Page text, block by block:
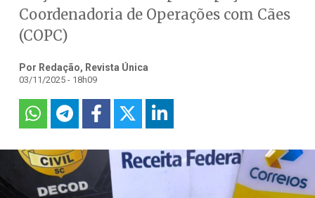
Coordenadoria de Operações com Cães
(COPC)
Por Redação, Revista Única
03/11/2025 - 18h09